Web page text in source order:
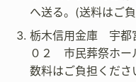
へ送る。(送料はご
栃木信用金庫 宇
０２ 市民葬祭ホー
数料はご負担くださ